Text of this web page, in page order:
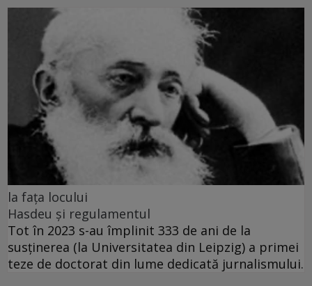
la fața locului
Hasdeu și regulamentul
Tot în 2023 s-au împlinit 333 de ani de la
susținerea (la Universitatea din Leipzig) a primei
teze de doctorat din lume dedicată jurnalismului.